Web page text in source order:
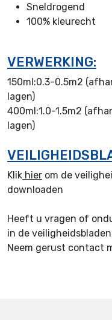
Sneldrogend
100% kleurecht
VERWERKING:
150ml:0.3-0.5m2
lagen)
400ml:1.0-1.5m2
lagen)
Klik hier om de
downloaden
Heeft u vragen of
in de
Neem gerust contact